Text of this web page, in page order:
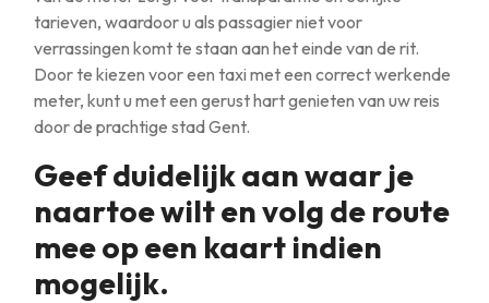
tarieven, waardoor u als passagier niet voor
verrassingen komt te staan aan het einde van de rit.
Door te kiezen voor een taxi met een correct werkende
meter, kunt u met een gerust hart genieten van uw reis
door de prachtige stad Gent.
Geef duidelijk aan waar je
naartoe wilt en volg de route
mee op een kaart indien
mogelijk.